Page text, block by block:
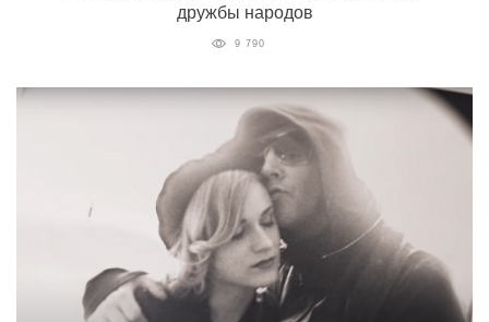
дружбы народов
9 790